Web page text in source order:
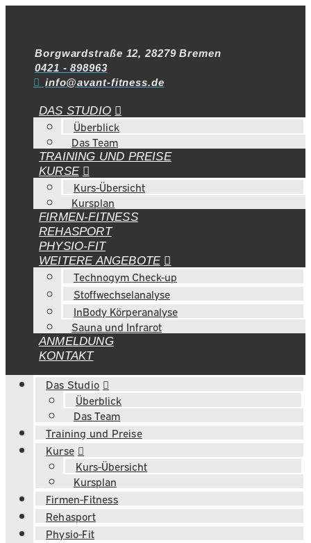
Borgwardstraße 12, 28279 Bremen
0421 - 898963
info@avant-fitness.de
DAS STUDIO
Überblick
Das Team
TRAINING UND PREISE
KURSE
Kurs-Übersicht
Kursplan
FIRMEN-FITNESS
REHASPORT
PHYSIO-FIT
WEITERE ANGEBOTE
Technogym Check-up
Stoffwechselanalyse
InBody Körperanalyse
Sauna und Infrarot
ANMELDUNG
KONTAKT
Das Studio
Überblick
Das Team
Training und Preise
Kurse
Kurs-Übersicht
Kursplan
Firmen-Fitness
Rehasport
Physio-Fit